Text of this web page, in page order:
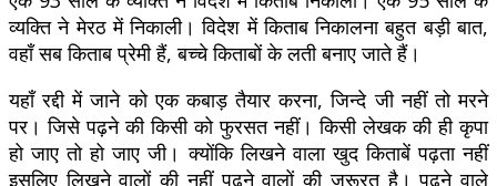
व्यक्ति ने मेरठ में निकाली। विदेश में किताब निकालना बहुत बड़ी बात,
वहाँ सब किताब प्रेमी हैं, बच्चे किताबों के लती बनाए जाते हैं।
यहाँ रद्दी में जाने को एक कबाड़ तैयार करना, जिन्दे जी नहीं तो मरने
पर। जिसे पढ़ने की किसी को फुरसत नहीं। किसी लेखक की ही कृपा
हो जाए तो हो जाए जी। क्योंकि लिखने वाला खुद किताबें पढ़ता नहीं
इसलिए लिखने वालों की नहीं पढ़ने वालों की जरूरत है। पढ़ने वाले